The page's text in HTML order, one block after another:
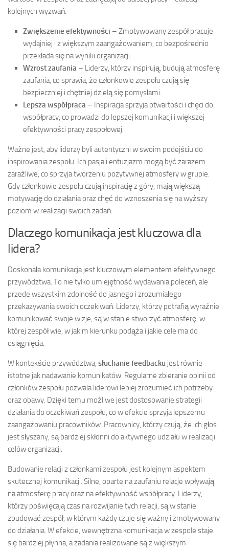
kolejnych wyzwań.
Zwiększenie efektywności – Zmotywowany zespół pracuje
wydajniej i z większym zaangażowaniem, co bezpośrednio
przekłada się na wyniki organizacji.
Wzrost zaufania – Liderzy, którzy inspirują, budują atmosferę
zaufania, co sprawia, że członkowie zespołu czują się
bezpieczniej i chętniej dzielą się pomysłami.
Lepsza współpraca – Inspiracja sprzyja otwartości i chęci do
współpracy, co prowadzi do lepszej komunikacji i większej
efektywności pracy zespołowej.
Ważne jest, aby liderzy byli autentyczni w swoim podejściu do
inspirowania zespołu. Ich pasja i entuzjazm mogą być zarazem
zaraźliwe, co sprzyja tworzeniu pozytywnej atmosfery w grupie.
Gdy członkowie zespołu czują inspirację z góry, mają większą
motywację do działania oraz chęć do wznoszenia się na wyższy
poziom w realizacji swoich zadań.
Dlaczego komunikacja jest kluczowa dla
lidera?
Doskonała komunikacja jest kluczowym elementem efektywnego
przywództwa. To nie tylko umiejętność wydawania poleceń, ale
przede wszystkim zdolność do jasnego i zrozumiałego
przekazywania swoich oczekiwań. Liderzy, którzy potrafią wyraźnie
komunikować swoje wizje, są w stanie stworzyć atmosferę, w
której zespół wie, w jakim kierunku podąża i jakie cele ma do
osiągnięcia.
W kontekście przywództwa, słuchanie feedbacku jest równie
istotne jak nadawanie komunikatów. Regularne zbieranie opinii od
członków zespołu pozwala liderowi lepiej zrozumieć ich potrzeby
oraz obawy. Dzięki temu możliwe jest dostosowanie strategii
działania do oczekiwań zespołu, co w efekcie sprzyja lepszemu
zaangażowaniu pracowników. Pracownicy, którzy czują, że ich głos
jest słyszany, są bardziej skłonni do aktywnego udziału w realizacji
celów organizacji.
Budowanie relacji z członkami zespołu jest kolejnym aspektem
skutecznej komunikacji. Silne, oparte na zaufaniu relacje wpływają
na atmosferę pracy oraz na efektywność współpracy. Liderzy,
którzy poświęcają czas na rozwijanie tych relacji, są w stanie
zbudować zespół, w którym każdy czuje się ważny i zmotywowany
do działania. W efekcie, wewnętrzna komunikacja w zespole staje
się bardziej płynna, a zadania realizowane są z większym